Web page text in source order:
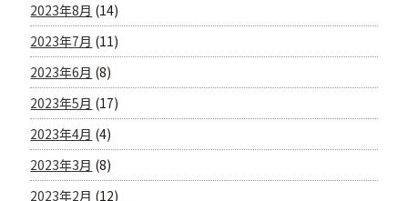
2023年8月 (14)
2023年7月 (11)
2023年6月 (8)
2023年5月 (17)
2023年4月 (4)
2023年3月 (8)
2023年2月 (12)